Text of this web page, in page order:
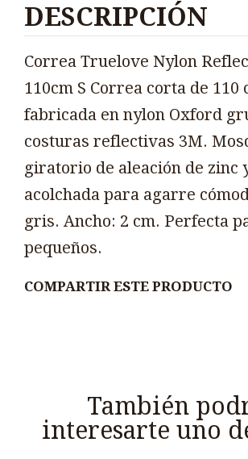
DESCRIPCIÓN
Correa Truelove Nylon
110cm S Correa corta de 110
fabricada en nylon Oxford
costuras reflectivas 3M.
giratorio de aleación de zinc
acolchada para agarre
gris. Ancho: 2 cm. Perfecta
pequeños.
COMPARTIR ESTE PRODUCTO
También
interesarte uno